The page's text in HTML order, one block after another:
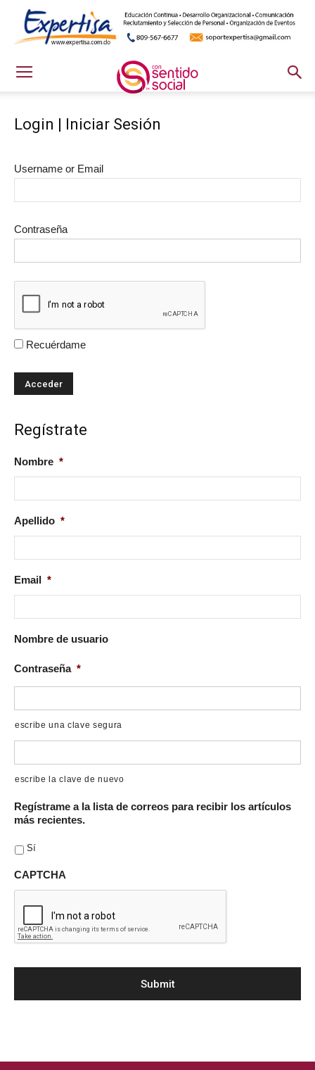
Login | Iniciar Sesión
Username or Email
Contraseña
Recuérdame
Regístrate
Nombre *
Apellido *
Email *
Nombre de usuario
Contraseña *
escribe una clave segura
escribe la clave de nuevo
Regístrame a la lista de correos para recibir los artículos
más recientes.
Sí
CAPTCHA